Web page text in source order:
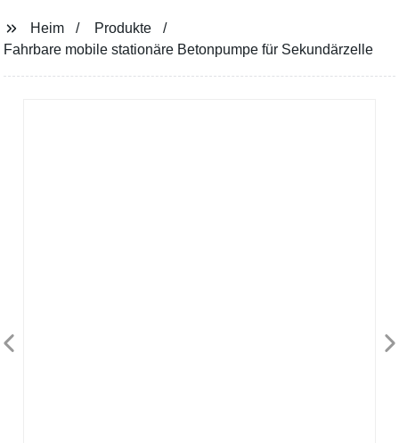
Heim
Produkte
Fahrbare mobile stationäre Betonpumpe für Sekundärzelle